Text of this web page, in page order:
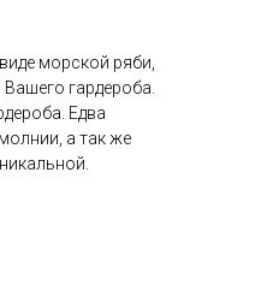
морской ряби,
гардероба.
Едва
а так же